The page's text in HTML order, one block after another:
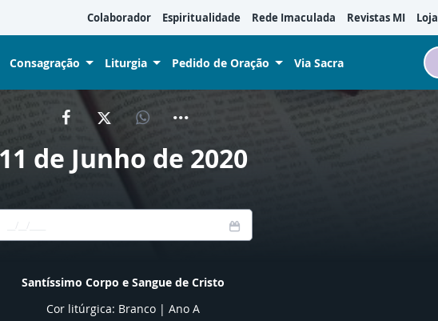
Colaborador Espiritualidade Rede Imaculada Revistas MI Loja
Consagração Liturgia Pedido de Oração Via Sacra
11 de Junho de 2020
Santíssimo Corpo e Sangue de Cristo
Cor litúrgica: Branco | Ano A